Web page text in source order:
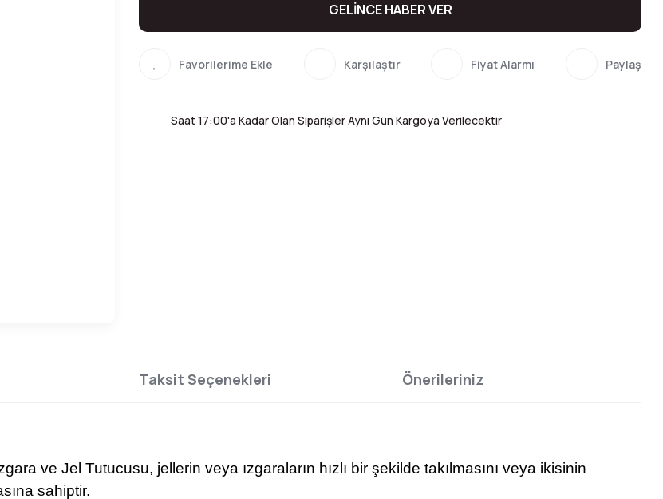
GELİNCE HABER VER
Karşılaştır Fiyat Alarmı Paylaş
Saat 17:00'a Kadar Olan Siparişler Aynı Gün Kargoya Verilecektir
Taksit Seçenekleri Önerileriniz
ve Jel Tutucusu, jellerin veya ızgaraların hızlı bir şekilde takılmasını veya ikisinin
sahiptir.